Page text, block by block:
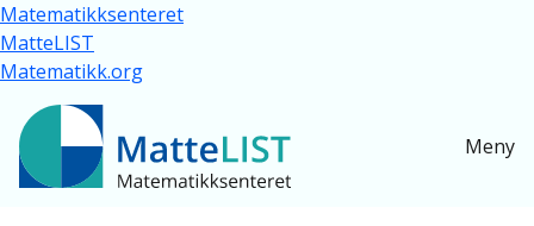
Hopp til hovedinnhold
Matematikksenteret
MatteLIST
Matematikk.org
Meny